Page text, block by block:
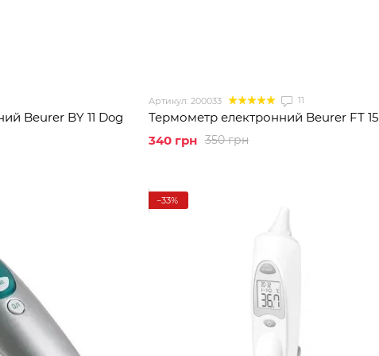
Beurer BY 11 Dog
Артикул: 200033 11
Термометр електронний Beurer FT 15
350 грн
340 грн
−33%